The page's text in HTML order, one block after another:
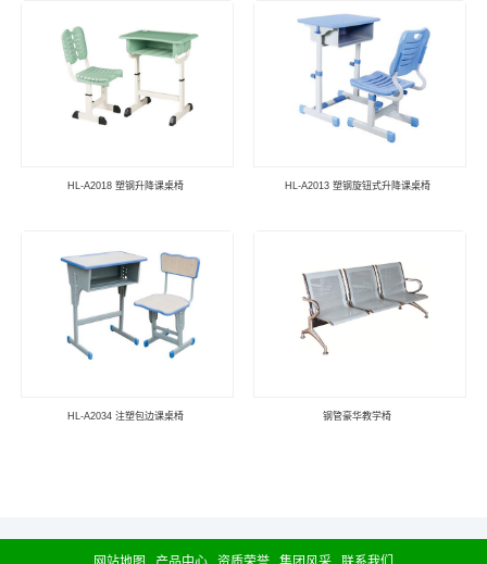
HL-A2018 塑钢升降课桌椅 HL-A2013 塑钢旋钮式升降课桌椅
HL-A2034 注塑包边课桌椅 钢管豪华教学椅